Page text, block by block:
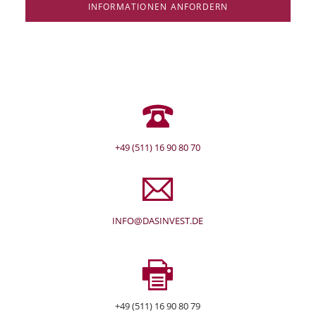
INFORMATIONEN ANFORDERN
+49 (511) 16 90 80 70
INFO@DASINVEST.DE
+49 (511) 16 90 80 79